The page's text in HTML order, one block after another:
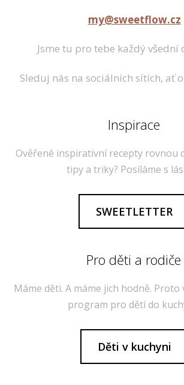
my@sweetflow.cz
Jsme tu pro tebe každý všední
Sleduj nás na sociálních sítích, ať
Inspirace
Ověřené inspirativní recepty rovnou
tipy a triky? Posíláme s
SWEETLETTER
Pro děti a rodiče
Máme děti. A máme jich hodně. Proto
program pro děti do
Děti v kuchyni